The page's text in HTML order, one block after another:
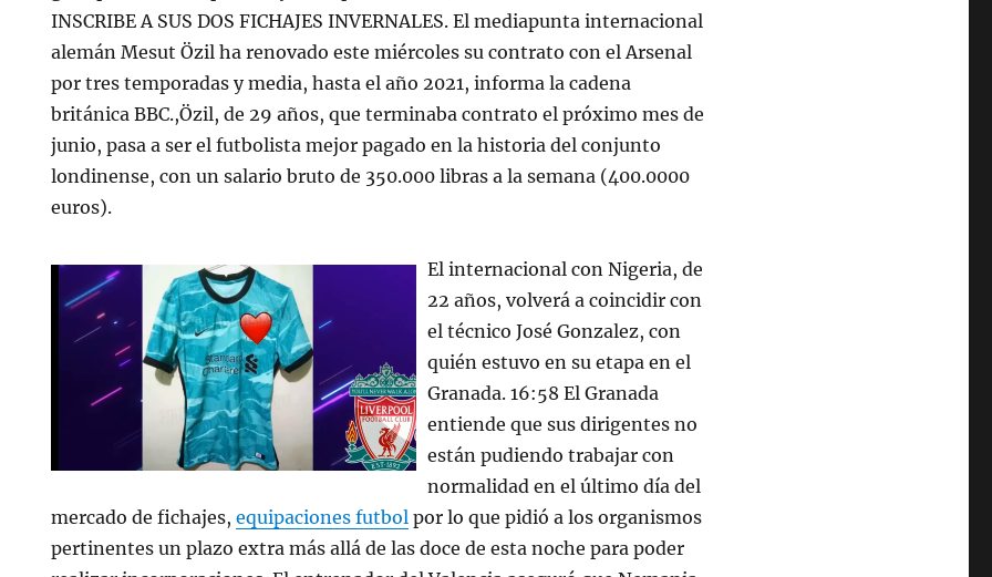
INSCRIBE A SUS DOS FICHAJES INVERNALES. El mediapunta internacional
alemán Mesut Özil ha renovado este miércoles su contrato con el Arsenal
por tres temporadas y media, hasta el año 2021, informa la cadena
británica BBC.,Özil, de 29 años, que terminaba contrato el próximo mes de
junio, pasa a ser el futbolista mejor pagado en la historia del conjunto
londinense, con un salario bruto de 350.000 libras a la semana (400.0000
euros).
El internacional con Nigeria, de
22 años, volverá a coincidir con
el técnico José Gonzalez, con
quién estuvo en su etapa en el
Granada. 16:58 El Granada
entiende que sus dirigentes no
están pudiendo trabajar con
normalidad en el último día del
mercado de fichajes,equipaciones futbol por lo que pidió a los organismos
pertinentes un plazo extra más allá de las doce de esta noche para poder